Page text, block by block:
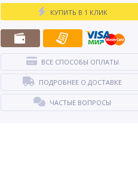
КУПИТЬ В 1 КЛИК
ВСЕ СПОСОБЫ ОПЛАТЫ
ПОДРОБНЕЕ О ДОСТАВКЕ
ЧАСТЫЕ ВОПРОСЫ